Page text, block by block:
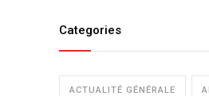
Categories
ACTUALITÉ GÉNÉRALE